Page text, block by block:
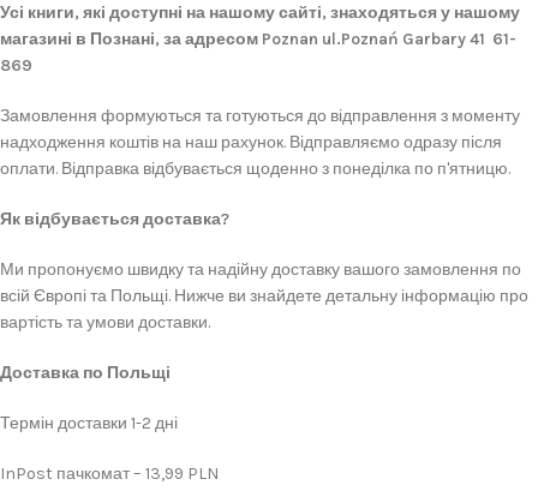
Усі книги, які доступні на нашому сайті, знаходяться у нашому
магазині в Познані, за адресом Poznan ul.Poznań Garbary 41 61-
869
Замовлення формуються та готуються до відправлення з моменту
надходження коштів на наш рахунок. Відправляємо одразу після
оплати. Відправка відбувається щоденно з понеділка по п'ятницю.
Як відбувається доставка?
Ми пропонуємо швидку та надійну доставку вашого замовлення по
всій Європі та Польщі. Нижче ви знайдете детальну інформацію про
вартість та умови доставки.
Доставка по Польщі
Термін доставки 1-2 дні
InPost пачкомат – 13,99 PLN